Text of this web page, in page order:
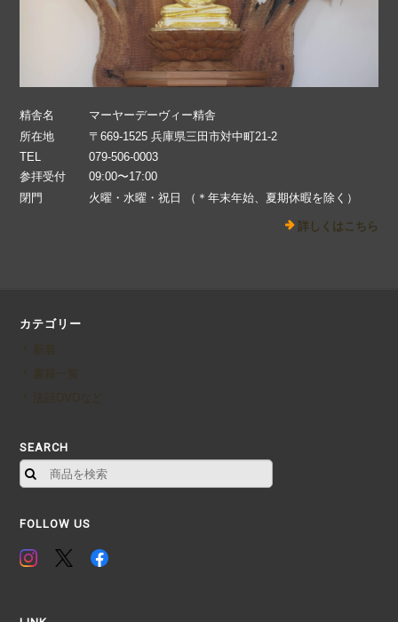
精舎名
マーヤーデーヴィー精舎
所在地
〒669-1525 兵庫県三田市対中町21-2
TEL
079-506-0003
参拝受付
09:00〜17:00
閉門
火曜・水曜・祝日 （＊年末年始、夏期休暇を除く）
詳しくはこちら
カテゴリー
新着
書籍一覧
法話DVDなど
SEARCH
FOLLOW US